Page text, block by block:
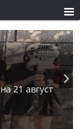
21 август